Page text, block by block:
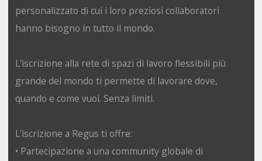
personalizzato di cui i loro preziosi collaboratori
hanno bisogno in tutto il mondo.
L'iscrizione alla rete di spazi di lavoro flessibili più
grande del mondo ti permette di lavorare dove,
quando e come vuoi. Senza limiti.
L'iscrizione a Regus ti offre:
• Partecipazione a una community globale di